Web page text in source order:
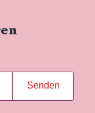
Senden